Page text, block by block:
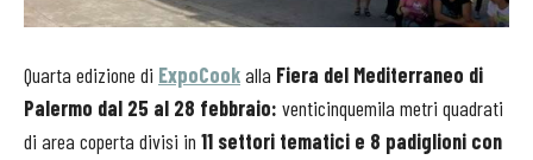
Quarta edizione di ExpoCookalla Fiera del Mediterraneo di
Palermo dal 25 al 28 febbraio: venticinquemila metri quadrati
di area coperta divisi in 11 settori tematici e 8 padiglioni con